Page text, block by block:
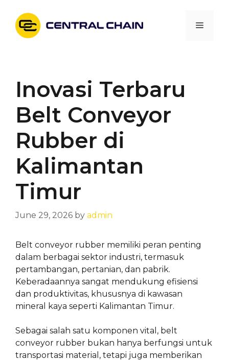
content
Menu
Inovasi Terbaru
Belt Conveyor
Rubber di
Kalimantan
Timur
June 29, 2026 by admin
Belt conveyor rubber memiliki peran penting
dalam berbagai sektor industri, termasuk
pertambangan, pertanian, dan pabrik.
Keberadaannya sangat mendukung efisiensi
dan produktivitas, khususnya di kawasan
mineral kaya seperti Kalimantan Timur.
Sebagai salah satu komponen vital, belt
conveyor rubber bukan hanya berfungsi untuk
transportasi material, tetapi juga memberikan